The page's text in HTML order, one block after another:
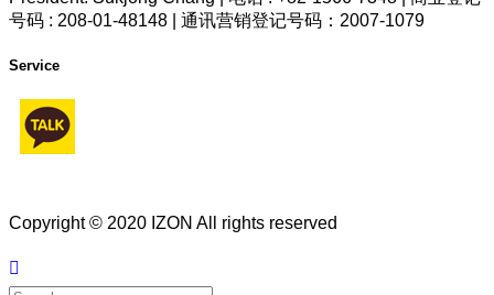
号码 : 208-01-48148 | 通讯营销登记号码：2007-1079
Service
Copyright © 2020 IZON All rights reserved